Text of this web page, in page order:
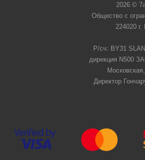
2026 ©
Общество с
224020
Р/сч: BY31
дирекция N500
Директор